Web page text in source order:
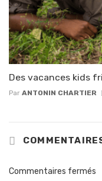
Des vacances kids
Par ANTONIN CHARTIER
Commentaires fermés